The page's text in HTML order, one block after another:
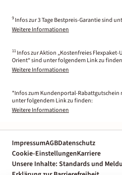
9 Infos zur 3 Tage Bestpreis-Garantie sind
Weitere Informationen
11 Infos zur Aktion „Kostenfreies Flexpaket-
Orient“ sind unter folgendem Link zu
Weitere Informationen
*Infos zum Kundenportal-Rabattgutschein
unter folgendem Link zu finden:
Weitere Informationen
ImpressumAGBDatenschutz
Cookie-EinstellungenKarriere
Unsere Inhalte: Standards und